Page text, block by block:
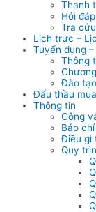
Thanh
Hỏi đáp
Tra
Lịch trực –
Tuyển dụng
Thông
Đào tạo
Đấu thầu
Thông tin
Công
Báo
Điều gì
Quy